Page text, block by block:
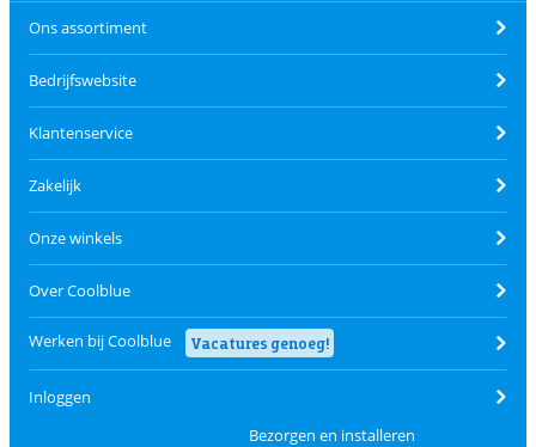
Ons assortiment
Bedrijfswebsite
Klantenservice
Zakelijk
Onze winkels
Over Coolblue
Werken bij Coolblue Vacatures genoeg!
Inloggen
Bezorgen en installeren